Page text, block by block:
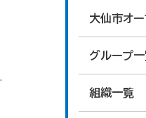
大仙市オー
グループ
組織一覧